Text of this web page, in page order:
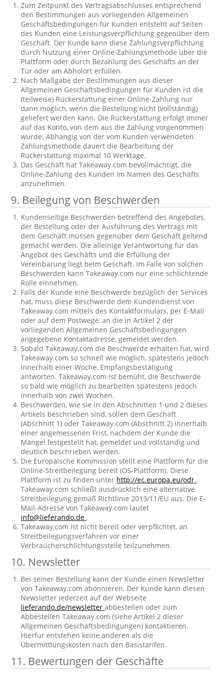
Zum Zeitpunkt des Vertragsabschlusses entsprechend
den Bestimmungen aus vorliegenden Allgemeinen
Geschäftsbedingungen für Kunden entsteht auf Seiten
des Kunden eine Leistungsverpflichtung gegenüber dem
Geschäft. Der Kunde kann diese Zahlungsverpflichtung
durch Nutzung einer Online-Zahlungsmethode über die
Plattform oder durch Bezahlung des Geschäfts an der
Tür oder am Abholort erfüllen.
Nach Maßgabe der Bestimmungen aus dieser
Allgemeinen Geschäftsbedingungen für Kunden ist die
(teilweise) Rückerstattung einer Online-Zahlung nur
dann möglich, wenn die Bestellung nicht (vollständig)
geliefert werden kann. Die Rückerstattung erfolgt immer
auf das Konto, von dem aus die Zahlung vorgenommen
wurde. Abhängig von der vom Kunden verwendeten
Zahlungsmethode dauert die Bearbeitung der
Rückerstattung maximal 10 Werktage.
Das Geschäft hat Takeaway.com bevollmächtigt, die
Online-Zahlung des Kunden im Namen des Geschäfts
anzunehmen.
9. Beilegung von Beschwerden
Kundenseitige Beschwerden betreffend des Angebotes,
der Bestellung oder der Ausführung des Vertrags mit
dem Geschäft müssen gegenüber dem Geschäft geltend
gemacht werden. Die alleinige Verantwortung für das
Angebot des Geschäfts und die Erfüllung der
Vereinbarung liegt beim Geschäft. Im Falle von solchen
Beschwerden kann Takeaway.com nur eine schlichtende
Rolle einnehmen.
Falls der Kunde eine Beschwerde bezüglich der Services
hat, muss diese Beschwerde dem Kundendienst von
Takeaway.com mittels des Kontaktformulars, per E-Mail
oder auf dem Postwege, an die in Artikel 2 der
vorliegenden Allgemeinen Geschäftsbedingungen
angegebene Kontaktadresse, gemeldet werden.
Sobald Takeaway.com die Beschwerde erhalten hat, wird
Takeaway.com so schnell wie möglich, spätestens jedoch
innerhalb einer Woche, Empfangsbestätigung
antworten. Takeaway.com ist bemüht, die Beschwerde
so bald wie möglich zu bearbeiten spätestens jedoch
innerhalb von zwei Wochen.
Beschwerden, wie sie in den Abschnitten 1 und 2 dieses
Artikels beschrieben sind, sollen dem Geschäft
(Abschnitt 1) oder Takeaway.com (Abschnitt 2) innerhalb
einer angemessenen Frist, nachdem der Kunde die
Mängel festgestellt hat, gemeldet und vollständig und
deutlich beschrieben werden.
Die Europäische Kommission stellt eine Plattform für die
Online-Streitbeilegung bereit (OS-Plattform). Diese
Plattform ist zu finden unter http://ec.europa.eu/odr .
Takeaway.com schließt ausdrücklich eine alternative
Streitbeilegung gemäß Richtlinie 2013/11/EU aus. Die E-
Mail-Adresse von Takeaway.com lautet
info@lieferando.de .
Takeaway.com ist nicht bereit oder verpflichtet, an
Streitbeilegungsverfahren vor einer
Verbraucherschlichtungsstelle teilzunehmen.
10. Newsletter
Bei seiner Bestellung kann der Kunde einen Newsletter
von Takeaway.com abonnieren. Der Kunde kann diesen
Newsletter jederzeit auf der Webseite
lieferando.de/newsletterabbestellen oder zum
Abbestellen Takeaway.com (siehe Artikel 2 dieser
Allgemeinen Geschäftsbedingungen) kontaktieren.
Hierfür entstehen keine anderen als die
Übermittlungskosten nach den Basistarifen.
11. Bewertungen der Geschäfte